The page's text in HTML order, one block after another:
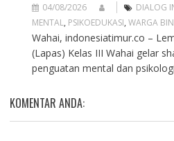
04/08/2026 DIALOG
MENTAL, PSIKOEDUKASI, WARGA
Wahai, indonesiatimur.co –
(Lapas) Kelas III Wahai gelar
penguatan mental dan
KOMENTAR ANDA: